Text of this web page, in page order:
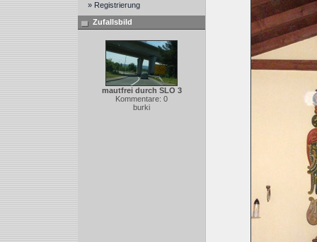
» Registrierung
Zufallsbild
mautfrei durch SLO 3
Kommentare: 0
burki